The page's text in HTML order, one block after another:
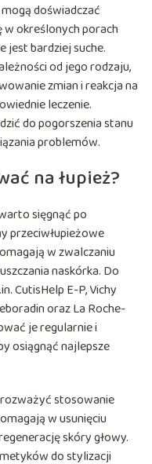
doświadczać
w określonych porach
jest bardziej suche.
od jego rodzaju,
zmian i reakcja na
leczenie.
do pogorszenia stanu
problemów.
na łupież?
sięgnąć po
przeciwłupieżowe
w zwalczaniu
naskórka. Do
CutisHelp E-P, Vichy
oraz La Roche-
je regularnie i
osiągnąć najlepsze
stosowanie
w usunięciu
skóry głowy.
do stylizacji